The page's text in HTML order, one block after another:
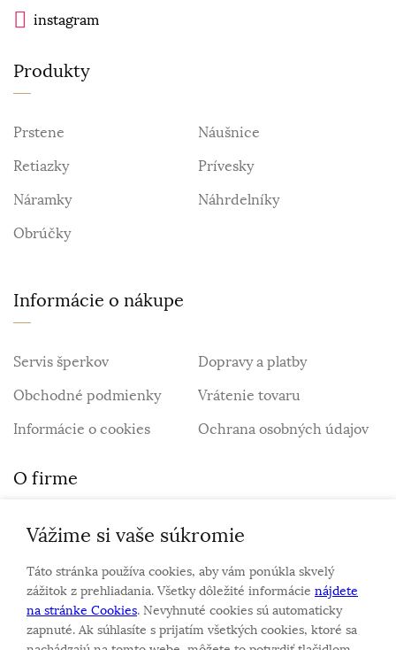
instagram
Produkty
Prstene
Náušnice
Retiazky
Prívesky
Náramky
Náhrdelníky
Obrúčky
Informácie o nákupe
Servis šperkov
Dopravy a platby
Obchodné podmienky
Vrátenie tovaru
Informácie o cookies
Ochrana osobných údajov
O firme
Personalizovaný šperk
O nás
Kontakt
Sme rodinná firma a zameriavame sa na predaj hodiniek
Vážime si vaše súkromie
Táto stránka používa cookies, aby vám ponúkla skvelý
zážitok z prehliadania. Všetky dôležité informácie nájdete
na stránke Cookies. Nevyhnuté cookies sú automaticky
zapnuté. Ak súhlasíte s prijatím všetkých cookies, ktoré sa